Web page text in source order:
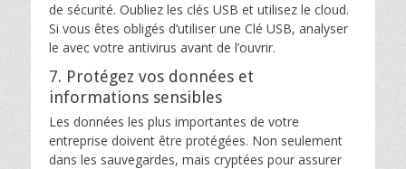
de sécurité. Oubliez les clés USB et utilisez le cloud.
Si vous êtes obligés d’utiliser une Clé USB, analyser
le avec votre antivirus avant de l’ouvrir.
7. Protégez vos données et
informations sensibles
Les données les plus importantes de votre
entreprise doivent être protégées. Non seulement
dans les sauvegardes, mais cryptées pour assurer